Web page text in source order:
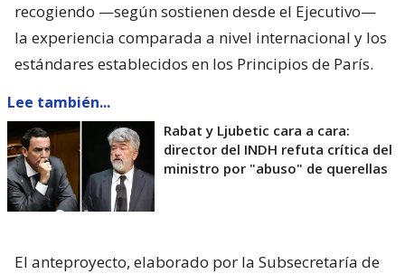
recogiendo —según sostienen desde el Ejecutivo—
la experiencia comparada a nivel internacional y los
estándares establecidos en los Principios de París.
Lee también...
Rabat y Ljubetic cara a cara:
director del INDH refuta crítica del
ministro por "abuso" de querellas
El anteproyecto, elaborado por la Subsecretaría de